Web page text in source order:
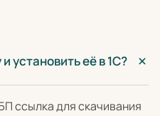
установить её в 1С?
ссылка для скачивания